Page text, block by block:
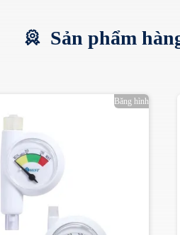
Sản phẩm
Băng hình